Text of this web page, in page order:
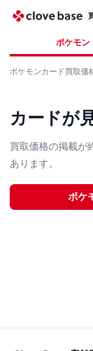
ポケモン
ポケモンカード買取価
カードが
買取価格の掲載が
あります。
ポケ